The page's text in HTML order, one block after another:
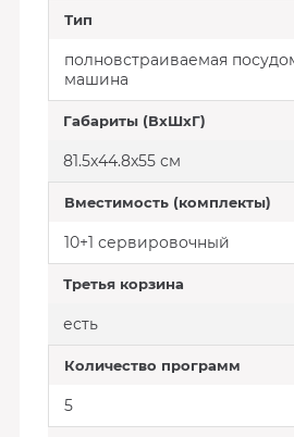
Тип
полновстраиваемая
машина
Габариты (ВxШxГ)
81.5x44.8x55 см
Вместимость (комплекты)
10+1 сервировочный
Третья корзина
есть
Количество программ
5